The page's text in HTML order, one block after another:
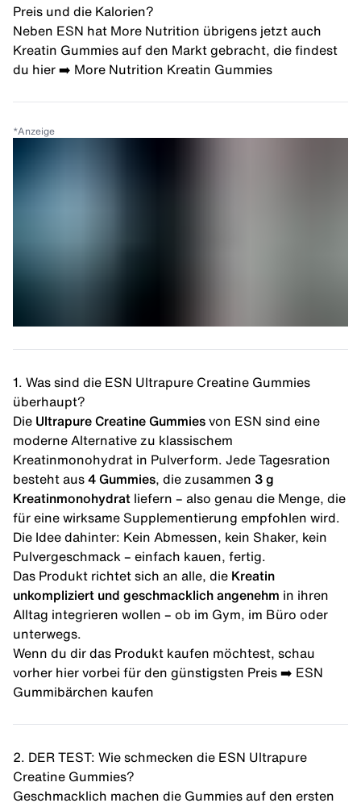
Preis und die Kalorien?
Neben ESN hat More Nutrition übrigens jetzt auch
Kreatin Gummies auf den Markt gebracht, die findest
du hier ➡️ More Nutrition Kreatin Gummies
*Anzeige
1. Was sind die ESN Ultrapure Creatine Gummies
überhaupt?
Die Ultrapure Creatine Gummies von ESN sind eine
moderne Alternative zu klassischem
Kreatinmonohydrat in Pulverform. Jede Tagesration
besteht aus 4 Gummies , die zusammen 3 g
Kreatinmonohydrat liefern – also genau die Menge, die
für eine wirksame Supplementierung empfohlen wird.
Die Idee dahinter: Kein Abmessen, kein Shaker, kein
Pulvergeschmack – einfach kauen, fertig.
Das Produkt richtet sich an alle, die Kreatin
unkompliziert und geschmacklich angenehm in ihren
Alltag integrieren wollen – ob im Gym, im Büro oder
unterwegs.
Wenn du dir das Produkt kaufen möchtest, schau
vorher hier vorbei für den günstigsten Preis ➡️ ESN
Gummibärchen kaufen
2. DER TEST: Wie schmecken die ESN Ultrapure
Creatine Gummies?
Geschmacklich machen die Gummies auf den ersten